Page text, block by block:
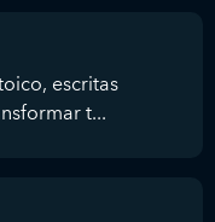
escritas
t...